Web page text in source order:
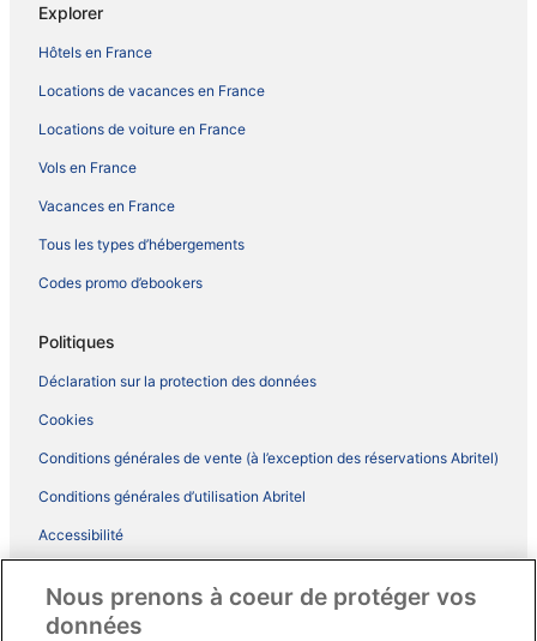
Explorer
Hôtels en France
Locations de vacances en France
Locations de voiture en France
Vols en France
Vacances en France
Tous les types d’hébergements
Codes promo d’ebookers
Politiques
Déclaration sur la protection des données
Cookies
Conditions générales de vente (à l’exception des réservations Abritel)
Conditions générales d’utilisation Abritel
Accessibilité
Conditions générales du programme BONUS+ d’ebookers
Nous prenons à coeur de protéger vos
données